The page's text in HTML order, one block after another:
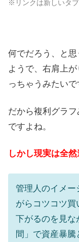
※リンクは新しいタ
何でだろう、と
ようで、右肩上
っちゃうみたいで
だから複利グラ
ですよね。
しかし現実は全然
管理人のイメー
がらコツコツ
下がるのを見な
間」で資産暴騰